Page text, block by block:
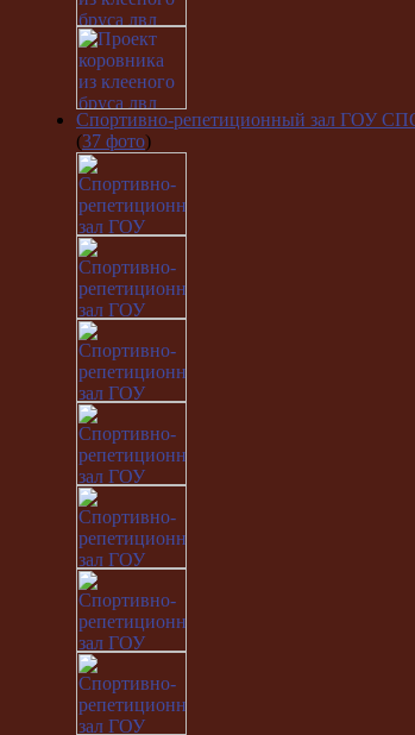
Спортивно-репетиционный зал ГОУ
(37 фото)